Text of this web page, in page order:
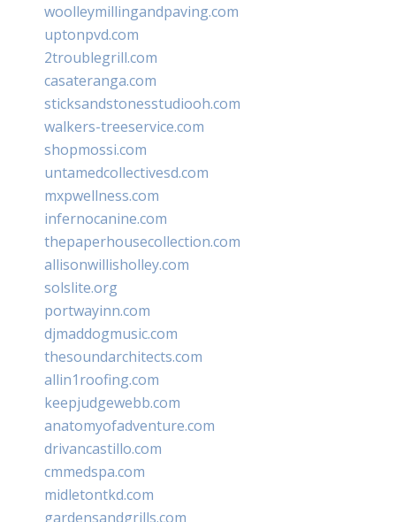
woolleymillingandpaving.com
uptonpvd.com
2troublegrill.com
casateranga.com
sticksandstonesstudiooh.com
walkers-treeservice.com
shopmossi.com
untamedcollectivesd.com
mxpwellness.com
infernocanine.com
thepaperhousecollection.com
allisonwillisholley.com
solslite.org
portwayinn.com
djmaddogmusic.com
thesoundarchitects.com
allin1roofing.com
keepjudgewebb.com
anatomyofadventure.com
drivancastillo.com
cmmedspa.com
midletontkd.com
gardensandgrills.com